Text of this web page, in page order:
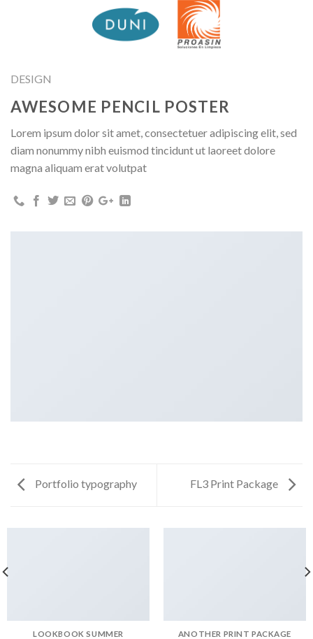
DESIGN
AWESOME PENCIL POSTER
Lorem ipsum dolor sit amet, consectetuer adipiscing elit, sed
diam nonummy nibh euismod tincidunt ut laoreet dolore
magna aliquam erat volutpat
Portfolio typography FL3 Print Package
LOOKBOOK SUMMER ANOTHER PRINT PACKAGE